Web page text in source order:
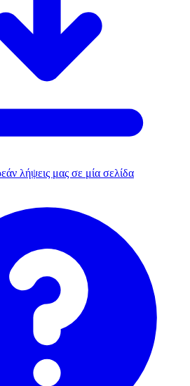
λήψεις μας σε μία σελίδα